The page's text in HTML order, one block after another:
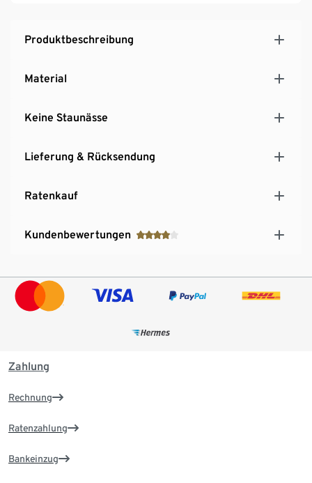
Produktbeschreibung
Material
Keine Staunässe
Lieferung & Rücksendung
Ratenkauf
Kundenbewertungen
Zahlung
Rechnung
Ratenzahlung
Bankeinzug